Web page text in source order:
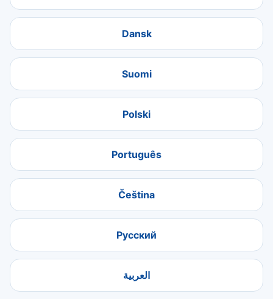
Dansk
Suomi
Polski
Português
Čeština
Русский
العربية